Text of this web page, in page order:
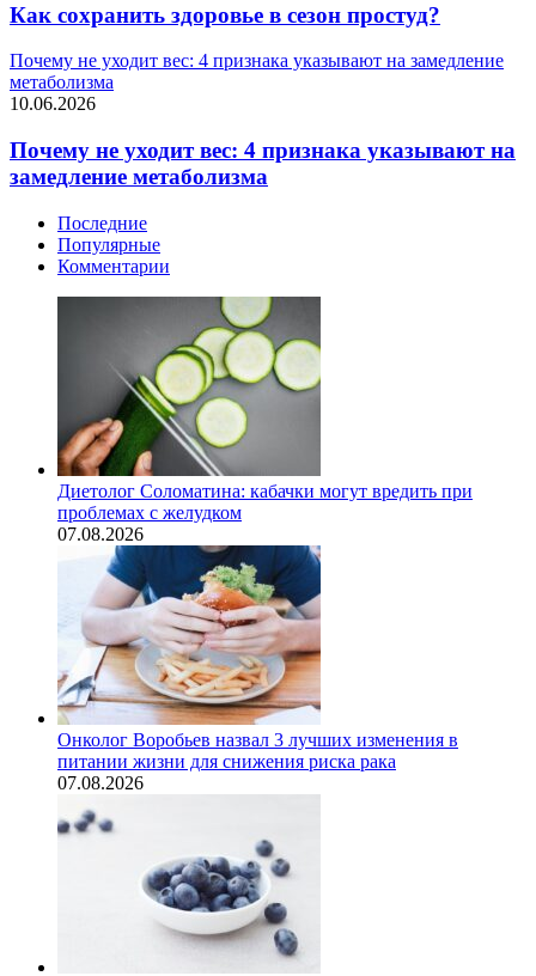
Как сохранить здоровье в сезон простуд?
Почему не уходит вес: 4 признака указывают на замедление
метаболизма
10.06.2026
Почему не уходит вес: 4 признака указывают на
замедление метаболизма
Последние
Популярные
Комментарии
Диетолог Соломатина: кабачки могут вредить при
проблемах с желудком
07.08.2026
Онколог Воробьев назвал 3 лучших изменения в
питании жизни для снижения риска рака
07.08.2026